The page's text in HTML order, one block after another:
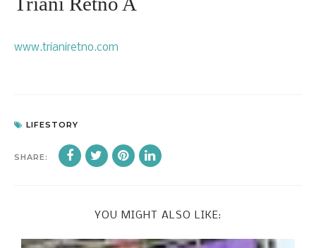
www.trianiretno.com
LIFESTORY
SHARE:
YOU MIGHT ALSO LIKE: